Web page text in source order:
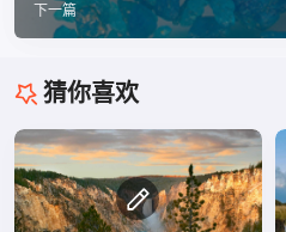
下一篇
猜你喜欢